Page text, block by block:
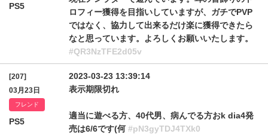
PS5
ロフィー獲得を目指いしていますが、ガチでPVP
ではなく、協力して出来るだけ楽に獲得できたら
なと思っています。よろしくお願いいたします。
#QR3NzTFE2d05v
[207]
03月23日
フレンド
PS5
2023-03-23 13:39:14
表示期限切れ
適当に遊べる方、40代男、病んでる方おk dia4発
売は6/6です(何 #pN3gyTDJ4TXk0